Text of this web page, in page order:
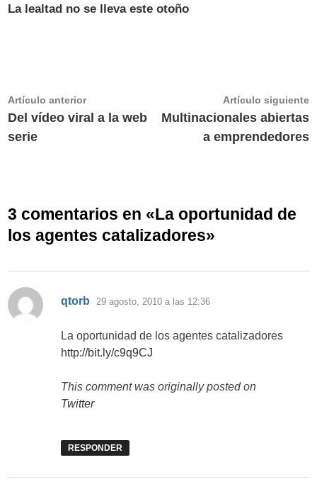
La lealtad no se lleva este otoño
Navegación
de
entradas
Artículo anteriorArtículo
anterior:
Del vídeo viral a la web
serie
Artículo siguiente
Multinacionales abiertas
a emprendedores
3 comentarios en «La oportunidad de
los agentes catalizadores»
qtorb dice:
29 agosto, 2010 a las 12:36
La oportunidad de los agentes catalizadores
http://bit.ly/c9q9CJ
This comment was originally posted on
Twitter
RESPONDER